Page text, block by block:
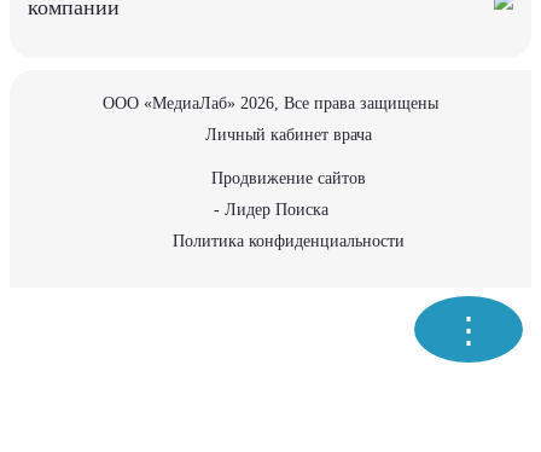
⋮
компании
ООО «МедиаЛаб» 2026, Все права защищены
Личный кабинет врача
Продвижение сайтов
- Лидер Поиска
Политика конфиденциальности